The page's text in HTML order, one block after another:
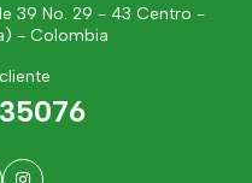
39 No. 29 - 43 Centro -
- Colombia